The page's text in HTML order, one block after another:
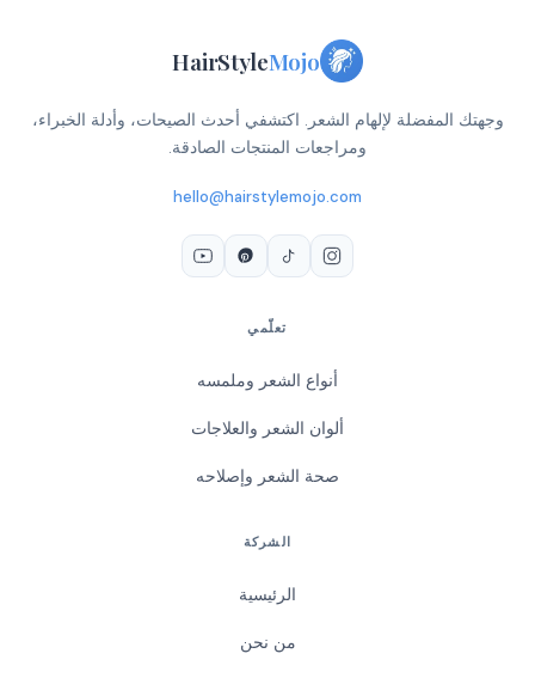
HairStyleMojo
وجهتك المفضلة لإلهام الشعر. اكتشفي أحدث الصيحات، وأدلة الخبراء،
ومراجعات المنتجات الصادقة.
hello@hairstylemojo.com
تعلّمي
أنواع الشعر وملمسه
ألوان الشعر والعلاجات
صحة الشعر وإصلاحه
الشركة
الرئيسية
من نحن